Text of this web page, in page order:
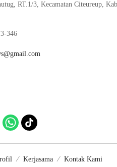
RT.1/3, Kecamatan Citeureup,
346
Kerjasama Kontak Kami